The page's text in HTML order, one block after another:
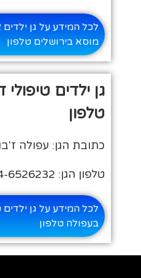
מוסא בירושלים טלפון
גן ילדים
טלפון
כתובת הגן: עפולה
טלפון הגן: 04-6526232
לכל המידע על גן ילדים
בעפולה טלפון